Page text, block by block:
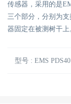
传感器，采用的是
三个部分，分别为
器固定在被测树干上
型号 : EMS PDS40